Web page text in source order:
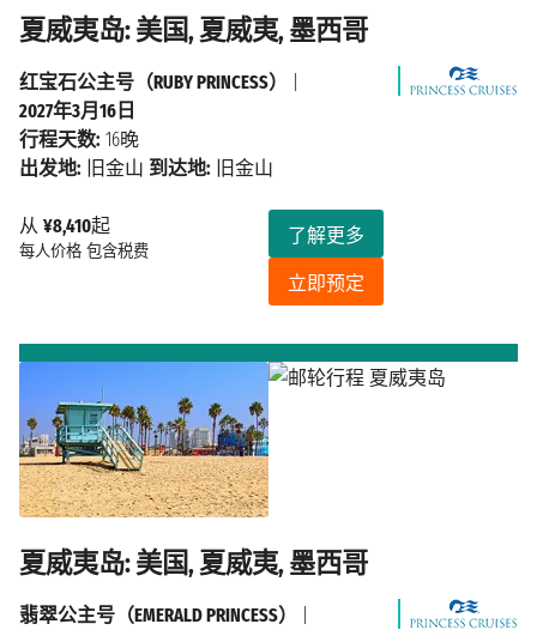
夏威夷岛: 美国, 夏威夷, 墨西哥
从 ¥8,410起
每人价格 包含税费
了解更多
立即预定
红宝石公主号（RUBY PRINCESS）
2027年3月16日
行程天数: 16晚
出发地: 旧金山 到达地: 旧金山
夏威夷岛: 美国, 夏威夷, 墨西哥
翡翠公主号（EMERALD PRINCESS）